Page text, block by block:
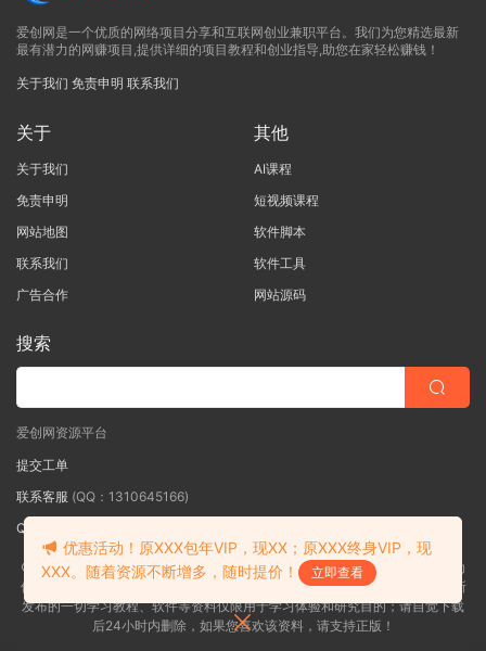
爱创网是一个优质的网络项目分享和互联网创业兼职平台。我们为您精选最新
最有潜力的网赚项目,提供详细的项目教程和创业指导,助您在家轻松赚钱！
关于我们 免责申明 联系我们
关于
关于我们
免责申明
网站地图
联系我们
广告合作
其他
AI课程
短视频课程
软件脚本
软件工具
网站源码
搜索
爱创网资源平台
提交工单
联系客服 (QQ：1310645166)
QQ群
©2018-2026爱创网网内容全部来自网络，版权争议与本站无关，如果您认为
侵犯了您的合法权益,请联系我们删除，并向所有持版权者致最深歉意！本站所
发布的一切学习教程、软件等资料仅限用于学习体验和研究目的；请自觉下载
后24小时内删除，如果您喜欢该资料，请支持正版！
优惠活动！原XXX包年VIP，现XX；原XXX终身VIP，现
XXX。随着资源不断增多，随时提价！
立即查看